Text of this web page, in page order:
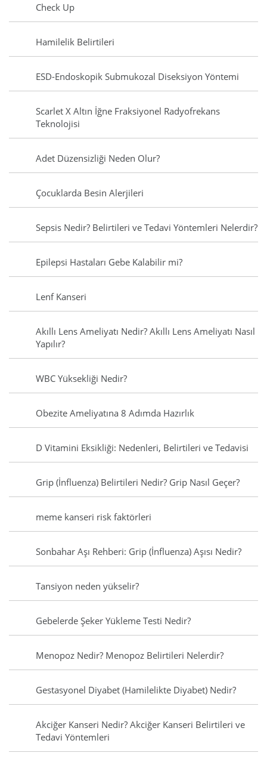
Check Up
Hamilelik Belirtileri
ESD-Endoskopik Submukozal Diseksiyon Yöntemi
Scarlet X Altın İğne Fraksiyonel Radyofrekans
Teknolojisi
Adet Düzensizliği Neden Olur?
Çocuklarda Besin Alerjileri
Sepsis Nedir? Belirtileri ve Tedavi Yöntemleri Nelerdir?
Epilepsi Hastaları Gebe Kalabilir mi?
Lenf Kanseri
Akıllı Lens Ameliyatı Nedir? Akıllı Lens Ameliyatı Nasıl
Yapılır?
WBC Yüksekliği Nedir?
Obezite Ameliyatına 8 Adımda Hazırlık
D Vitamini Eksikliği: Nedenleri, Belirtileri ve Tedavisi
Grip (İnfluenza) Belirtileri Nedir? Grip Nasıl Geçer?
meme kanseri risk faktörleri
Sonbahar Aşı Rehberi: Grip (İnfluenza) Aşısı Nedir?
Tansiyon neden yükselir?
Gebelerde Şeker Yükleme Testi Nedir?
Menopoz Nedir? Menopoz Belirtileri Nelerdir?
Gestasyonel Diyabet (Hamilelikte Diyabet) Nedir?
Akciğer Kanseri Nedir? Akciğer Kanseri Belirtileri ve
Tedavi Yöntemleri